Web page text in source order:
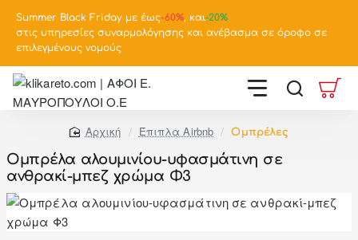
Summer Black Friday με έως-60%, και-20%
στις υπηρεσίες συναρμολόγησης και ανέβασμα σε όροφο σε
επιλεγμένους νομούς
home
Έπιπλα Airbnb Ομπρέλες
Ομπρέλα αλουμινίου-υφασμάτινη σε
ανθρακί-μπεζ χρώμα Φ3